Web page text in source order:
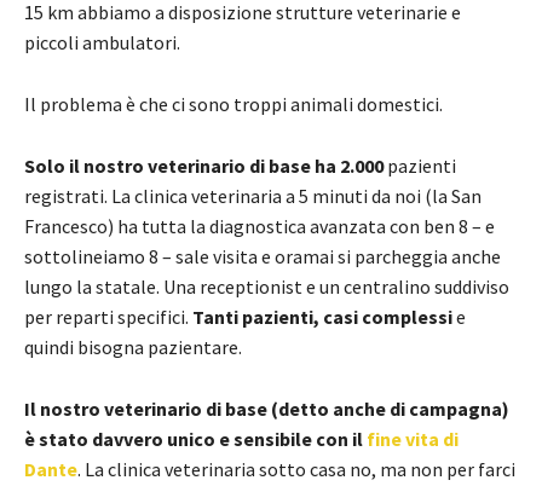
15 km abbiamo a disposizione strutture veterinarie e
piccoli ambulatori.
Il problema è che ci sono troppi animali domestici.
Solo il nostro veterinario di base ha 2.000pazienti
registrati. La clinica veterinaria a 5 minuti da noi (la San
Francesco) ha tutta la diagnostica avanzata con ben 8 – e
sottolineiamo 8 – sale visita e oramai si parcheggia anche
lungo la statale. Una receptionist e un centralino suddiviso
per reparti specifici. Tanti pazienti, casi complessie
quindi bisogna pazientare.
Il nostro veterinario di base (detto anche di campagna)
è stato davvero unico e sensibile con il fine vita di
Dante. La clinica veterinaria sotto casa no, ma non per farci